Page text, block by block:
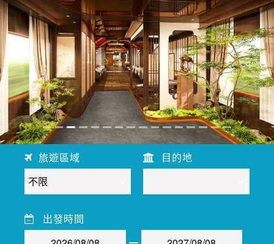
旅遊區域 目的地
出發時間